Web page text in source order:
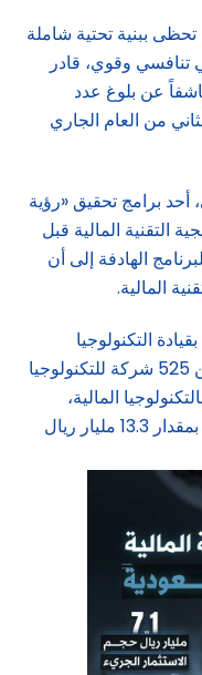
تحظى ببنية تحتية شاملة
وقوي، قادر
عن بلوغ عدد
من العام الجاري
أحد برامج تحقيق «رؤية
التقنية المالية قبل
الهادفة إلى أن
المالية.
بقيادة التكنولوجيا
المالية. فهي تفترض إنشاء ما لا يقل عن 525 شركة للتكنولوجيا
بالتكنولوجيا المالية،
والمساهمة في الناتج المحلي الإجمالي بمقدار 13.3 مليار ريال